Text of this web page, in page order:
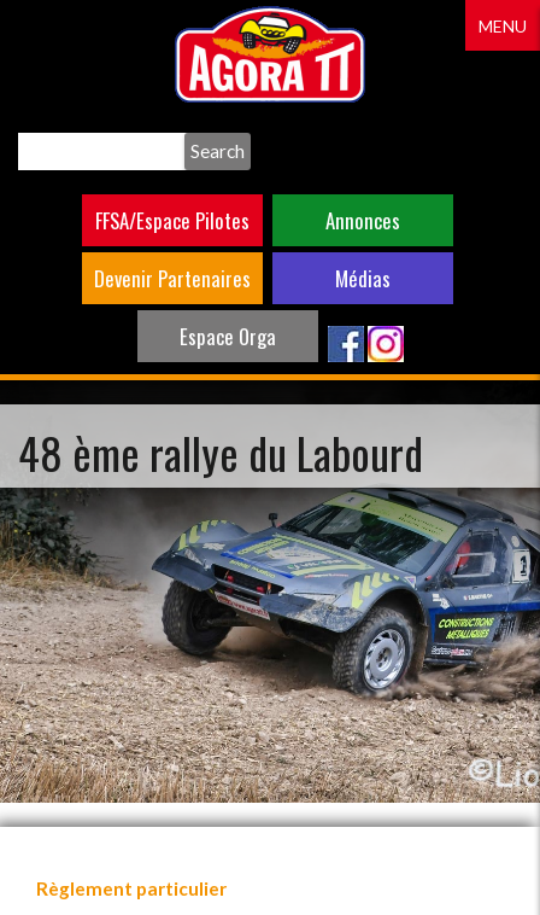
FFSA/Espace Pilotes
Annonces
Devenir Partenaires
Médias
Espace Orga
MENU
48 ème rallye du Labourd
Règlement particulier